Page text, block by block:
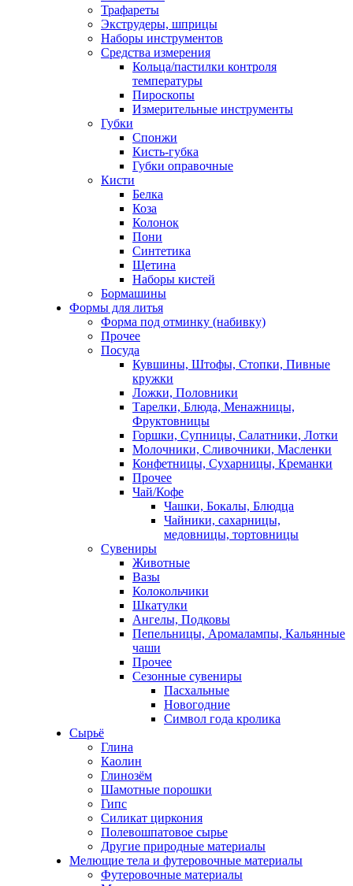
Трафареты
Экструдеры, шприцы
Наборы инструментов
Средства измерения
Кольца/пастилки контроля
температуры
Пироскопы
Измерительные инструменты
Губки
Спонжи
Кисть-губка
Губки оправочные
Кисти
Белка
Коза
Колонок
Пони
Синтетика
Щетина
Наборы кистей
Бормашины
Формы для литья
Форма под отминку (набивку)
Прочее
Посуда
Кувшины, Штофы, Стопки, Пивные
кружки
Ложки, Половники
Тарелки, Блюда, Менажницы,
Фруктовницы
Горшки, Супницы, Салатники, Лотки
Молочники, Сливочники, Масленки
Конфетницы, Сухарницы, Креманки
Прочее
Чай/Кофе
Чашки, Бокалы, Блюдца
Чайники, сахарницы,
медовницы, тортовницы
Сувениры
Животные
Вазы
Колокольчики
Шкатулки
Ангелы, Подковы
Пепельницы, Аромалампы, Кальянные
чаши
Прочее
Сезонные сувениры
Пасхальные
Новогодние
Символ года кролика
Сырьё
Глина
Каолин
Глинозём
Шамотные порошки
Гипс
Силикат циркония
Полевошпатовое сырье
Другие природные материалы
Мелющие тела и футеровочные материалы
Футеровочные материалы